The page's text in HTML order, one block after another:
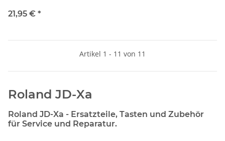
21,95 € *
Artikel 1 - 11 von 11
Roland JD-Xa
Roland JD-Xa - Ersatzteile, Tasten und Zubehör
für Service und Reparatur.